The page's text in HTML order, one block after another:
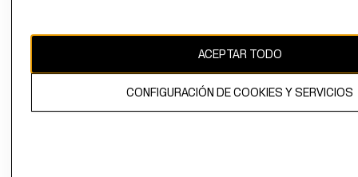
propiedad de H&M Hennes & Mauritz AB.ACEPTAR TODO
CONFIGURACIÓN DE COOKIES Y SERVICIOS